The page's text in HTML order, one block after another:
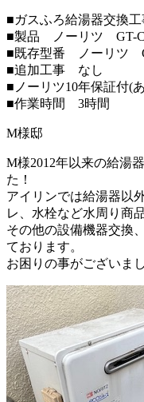
■ガスふろ給湯器交換
■製品 ノーリツ GT-
■既存型番 ノーリツ
■追加工事 なし
■ノーリツ10年保証付(
■作業時間 3時間
M様邸
M様2012年以来の給湯
た！
アイリンでは給湯器以
レ、水栓など水周り商
その他の設備機器交換
ております。
お困りの事がございま